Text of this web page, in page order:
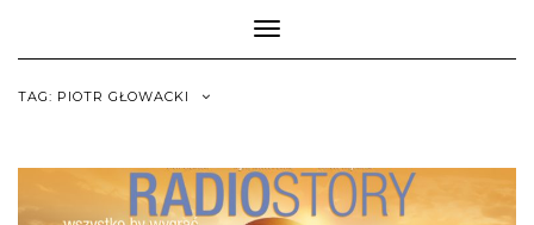
Toggle
Navigation
TAG: PIOTR GŁOWACKI